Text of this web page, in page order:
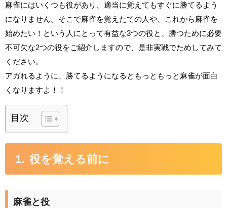
麻雀にはいくつも役があり、適当に覚えてもすぐに勝てるよう
になりません。そこで麻雀を覚えたての人や、これから麻雀を
始めたい！という人にとって有益な3つの役と、勝つために必要
不可欠な2つの役をご紹介しますので、是非実戦でためしてみて
ください。
アガれるように、勝てるようになるともっともっと麻雀が面白
くなりますよ！！
目次
役を覚える前に
麻雀と役